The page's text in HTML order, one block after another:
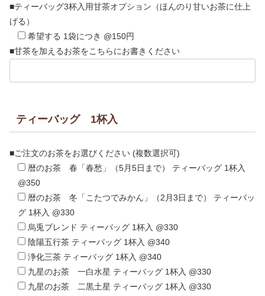
■ティーバッグ3杯入用甘茶オプション（ほんのり甘いお茶に仕上
げる）
希望する 1袋につき @150円
■甘茶を加えるお茶をこちらにお書きください
ティーバッグ 1杯入
■ご注文のお茶をお選びください (複数選択可)
暦のお茶 春「春愁」（5月5日まで） ティーバッグ 1杯入
@350
暦のお茶 冬「こたつでみかん」（2月3日まで） ティーバッ
グ 1杯入 @330
烏兎ブレンド ティーバッグ 1杯入 @330
陰陽五行茶 ティーバッグ 1杯入 @340
浄化三茶 ティーバッグ 1杯入 @340
九星のお茶 一白水星 ティーバッグ 1杯入 @330
九星のお茶 二黒土星 ティーバッグ 1杯入 @330